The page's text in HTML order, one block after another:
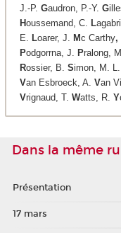
J.-P. Gaudron, P.-Y. G
Houssemand, C. L
E. Loarer, J. Mc Carthy,
Podgorrna, J. Pralong,
Rossier, B. Simon, M. L.
Van Esbroeck, A. Van
Vrignaud, T. Watts, R. Y
Dans la même
Présentation
17 mars